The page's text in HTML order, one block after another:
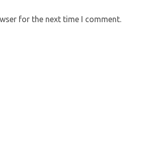
for the next time I comment.